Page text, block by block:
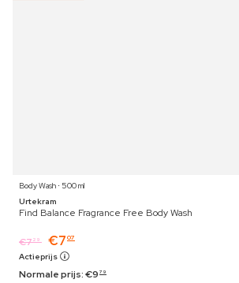
Body Wash ⋅ 500 ml
Urtekram
Find Balance Fragrance Free Body Wash
€729 €7 07
Actieprijs
Normale prijs:€9 79